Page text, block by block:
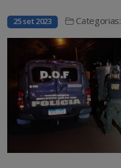
25 set 2023 Categorias: